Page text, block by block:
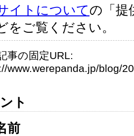
イトについての「提
をご覧ください。
事の固定URL:
www.werepanda.jp/blog/
ト
前